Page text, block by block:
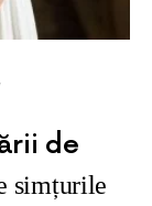
de
simțurile